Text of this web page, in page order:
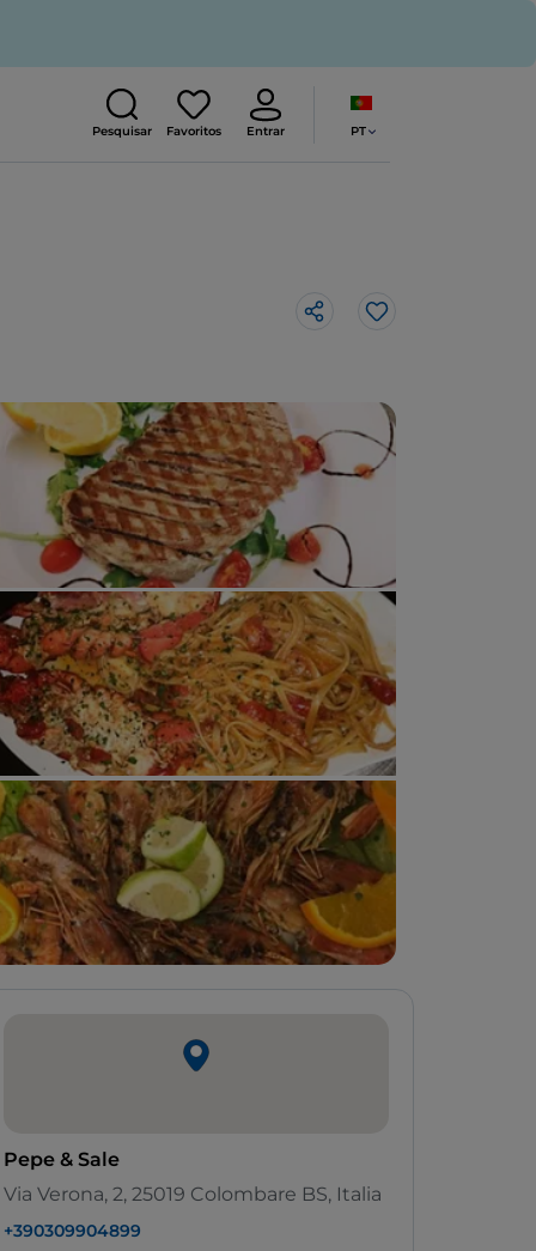
Pesquisar Favoritos Entrar PT
Gosto
Pepe & Sale
Via Verona, 2, 25019 Colombare BS, Italia
+390309904899